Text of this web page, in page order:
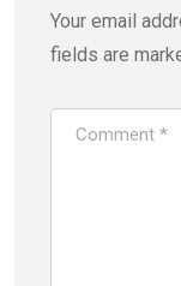
Your email
fields are